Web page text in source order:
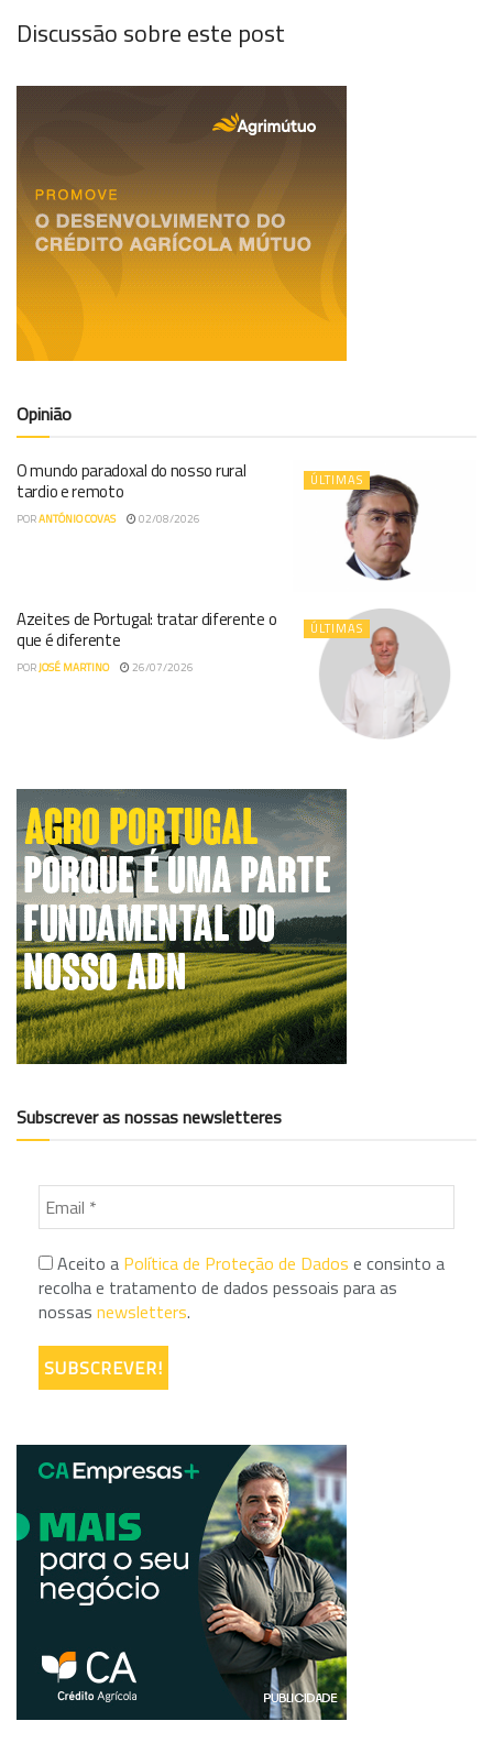
Discussão sobre este post
Opinião
ÚLTIMAS
O mundo paradoxal do nosso rural
tardio e remoto
PORANTÓNIO COVAS 02/08/2026
ÚLTIMAS
Azeites de Portugal: tratar diferente o
que é diferente
PORJOSÉ MARTINO 26/07/2026
Subscrever as nossas newsletteres
Aceito a Política de Proteção de Dados e consinto a
recolha e tratamento de dados pessoais para as
nossas newsletters.